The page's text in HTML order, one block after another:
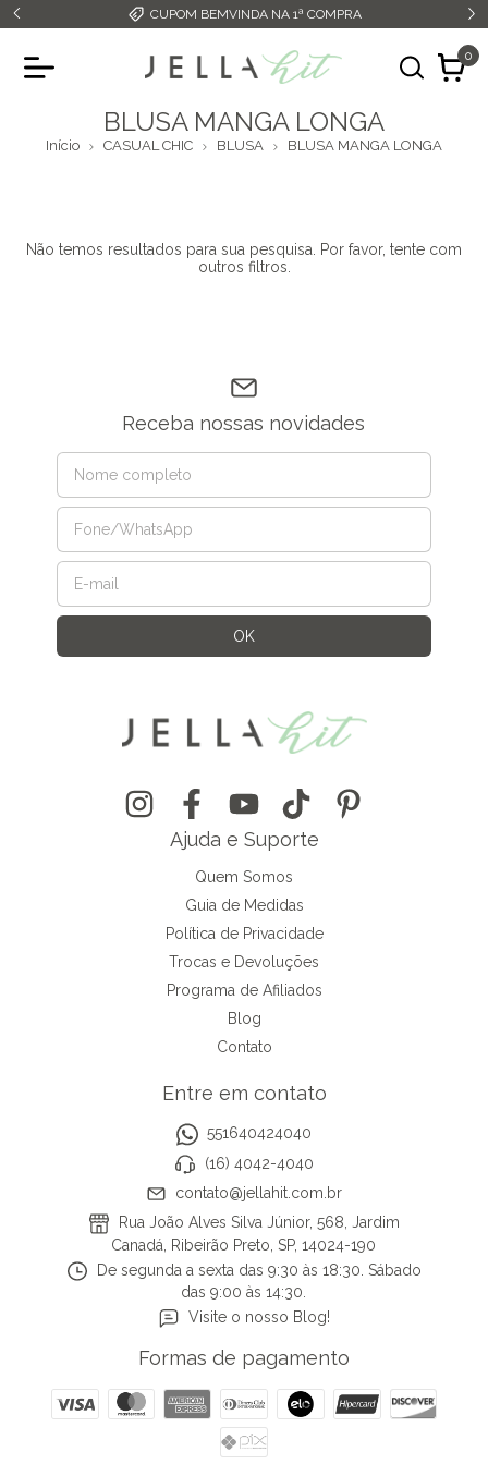
CUPOM BEMVINDA NA 1ª COMPRA
0
BLUSA MANGA LONGA
Início CASUAL CHIC BLUSA BLUSA MANGA LONGA
Não temos resultados para sua pesquisa. Por favor, tente com
outros filtros.
Receba nossas novidades
Ajuda e Suporte
Quem Somos
Guia de Medidas
Política de Privacidade
Trocas e Devoluções
Programa de Afiliados
Blog
Contato
Entre em contato
551640424040
(16) 4042-4040
contato@jellahit.com.br
Rua João Alves Silva Júnior, 568, Jardim
Canadá, Ribeirão Preto, SP, 14024-190
De segunda a sexta das 9:30 às 18:30. Sábado
das 9:00 às 14:30.
Visite o nosso Blog!
Formas de pagamento